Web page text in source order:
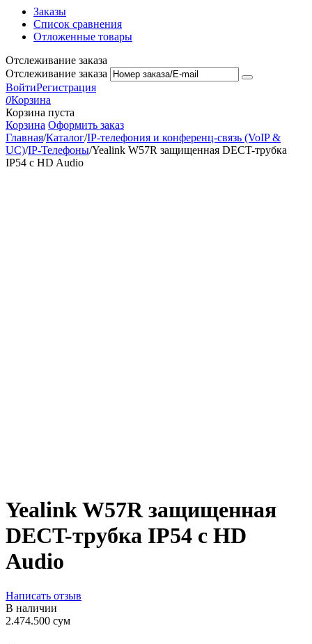
Заказы
Список сравнения
Отложенные товары
Отслеживание заказа
Отслеживание заказа
ВойтиРегистрация
0Корзина
Корзина пуста
Корзина Оформить заказ
Главная/Каталог/IP-телефония и конференц-связь (VoIP &
UC)/IP-Телефоны/Yealink W57R защищенная DECT-трубка
IP54 с HD Audio
Yealink W57R защищенная
DECT-трубка IP54 с HD
Audio
Написать отзыв
В наличии
2.474.500 сум